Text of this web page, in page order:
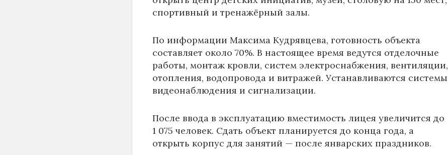
спортивный и тренажёрный залы.
По информации Максима Кудрявцева, готовность объекта
составляет около 70%. В настоящее время ведутся отделочные
работы, монтаж кровли, систем электроснабжения, вентиляции,
отопления, водопровода и витражей. Устанавливаются системы
видеонаблюдения и сигнализации.
После ввода в эксплуатацию вместимость лицея увеличится до
1 075 человек. Сдать объект планируется до конца года, а
открыть корпус для занятий — после январских праздников.